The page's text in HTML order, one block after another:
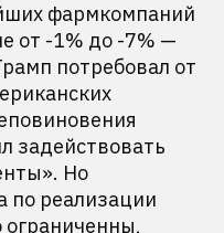
фармкомпаний
от -1% до -7% —
потребовал от
задействовать
Но
по реализации
ограниченны,